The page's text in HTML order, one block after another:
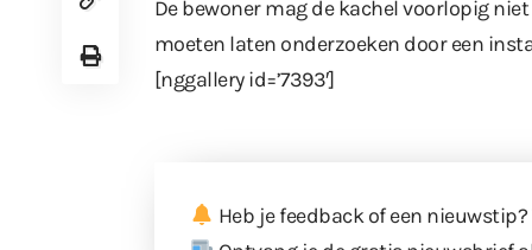
De bewoner mag de kachel voorlopig
moeten laten onderzoeken door een
[nggallery id=’7393′]
Heb je feedback of een nieuwstip?